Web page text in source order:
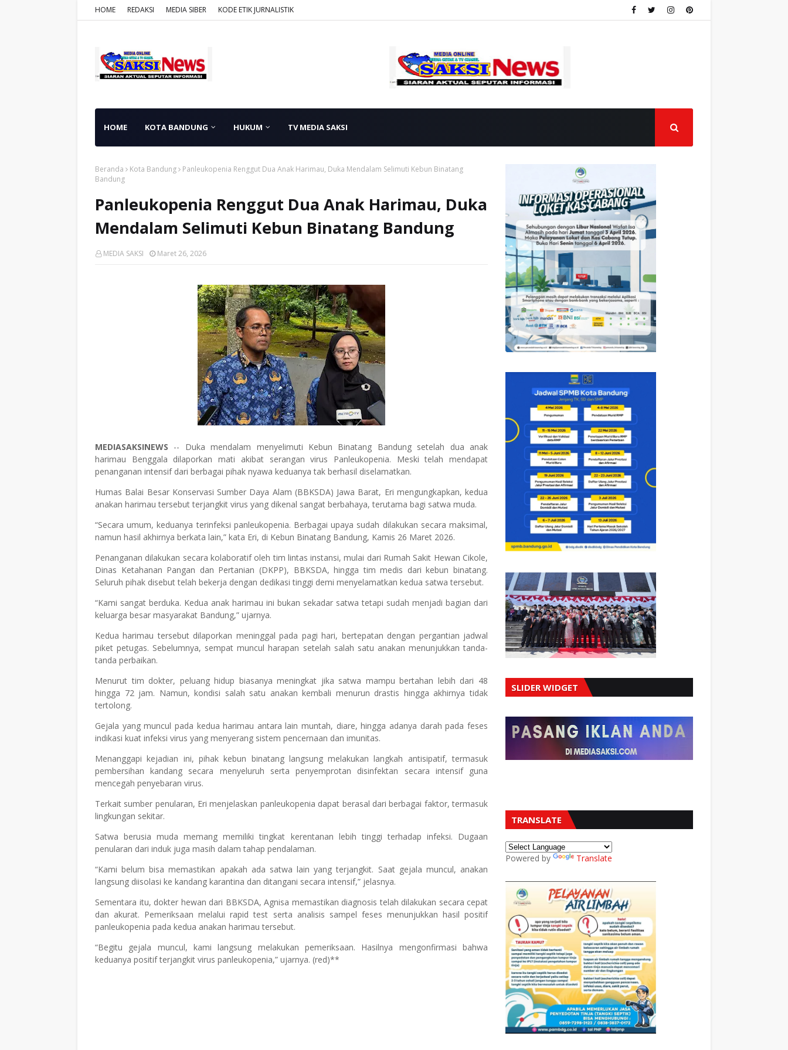
HOME REDAKSI MEDIA SIBER KODE ETIK JURNALISTIK
HOME KOTA BANDUNG HUKUM TV MEDIA SAKSI
Beranda Kota Bandung
Panleukopenia Renggut Dua Anak Harimau, Duka Mendalam Selimuti Kebun Binatang
Bandung
Panleukopenia Renggut Dua Anak Harimau, Duka
Mendalam Selimuti Kebun Binatang Bandung
MEDIA SAKSI Maret 26, 2026
MEDIASAKSINEWS -- Duka mendalam menyelimuti Kebun Binatang Bandung setelah dua anak
harimau Benggala dilaporkan mati akibat serangan virus Panleukopenia. Meski telah mendapat
penanganan intensif dari berbagai pihak nyawa keduanya tak berhasil diselamatkan.
Humas Balai Besar Konservasi Sumber Daya Alam (BBKSDA) Jawa Barat, Eri mengungkapkan, kedua
anakan harimau tersebut terjangkit virus yang dikenal sangat berbahaya, terutama bagi satwa muda.
“Secara umum, keduanya terinfeksi panleukopenia. Berbagai upaya sudah dilakukan secara maksimal,
namun hasil akhirnya berkata lain,” kata Eri, di Kebun Binatang Bandung, Kamis 26 Maret 2026.
Penanganan dilakukan secara kolaboratif oleh tim lintas instansi, mulai dari Rumah Sakit Hewan Cikole,
Dinas Ketahanan Pangan dan Pertanian (DKPP), BBKSDA, hingga tim medis dari kebun binatang.
Seluruh pihak disebut telah bekerja dengan dedikasi tinggi demi menyelamatkan kedua satwa tersebut.
“Kami sangat berduka. Kedua anak harimau ini bukan sekadar satwa tetapi sudah menjadi bagian dari
keluarga besar masyarakat Bandung,” ujarnya.
Kedua harimau tersebut dilaporkan meninggal pada pagi hari, bertepatan dengan pergantian jadwal
piket petugas. Sebelumnya, sempat muncul harapan setelah salah satu anakan menunjukkan tanda-
tanda perbaikan.
Menurut tim dokter, peluang hidup biasanya meningkat jika satwa mampu bertahan lebih dari 48
hingga 72 jam. Namun, kondisi salah satu anakan kembali menurun drastis hingga akhirnya tidak
tertolong.
Gejala yang muncul pada kedua harimau antara lain muntah, diare, hingga adanya darah pada feses
indikasi kuat infeksi virus yang menyerang sistem pencernaan dan imunitas.
Menanggapi kejadian ini, pihak kebun binatang langsung melakukan langkah antisipatif, termasuk
pembersihan kandang secara menyeluruh serta penyemprotan disinfektan secara intensif guna
mencegah penyebaran virus.
Terkait sumber penularan, Eri menjelaskan panleukopenia dapat berasal dari berbagai faktor, termasuk
lingkungan sekitar.
Satwa berusia muda memang memiliki tingkat kerentanan lebih tinggi terhadap infeksi. Dugaan
penularan dari induk juga masih dalam tahap pendalaman.
“Kami belum bisa memastikan apakah ada satwa lain yang terjangkit. Saat gejala muncul, anakan
langsung diisolasi ke kandang karantina dan ditangani secara intensif,” jelasnya.
Sementara itu, dokter hewan dari BBKSDA, Agnisa memastikan diagnosis telah dilakukan secara cepat
dan akurat. Pemeriksaan melalui rapid test serta analisis sampel feses menunjukkan hasil positif
panleukopenia pada kedua anakan harimau tersebut.
“Begitu gejala muncul, kami langsung melakukan pemeriksaan. Hasilnya mengonfirmasi bahwa
keduanya positif terjangkit virus panleukopenia,” ujarnya. (red)**
SLIDER WIDGET
TRANSLATE
Powered by Translate